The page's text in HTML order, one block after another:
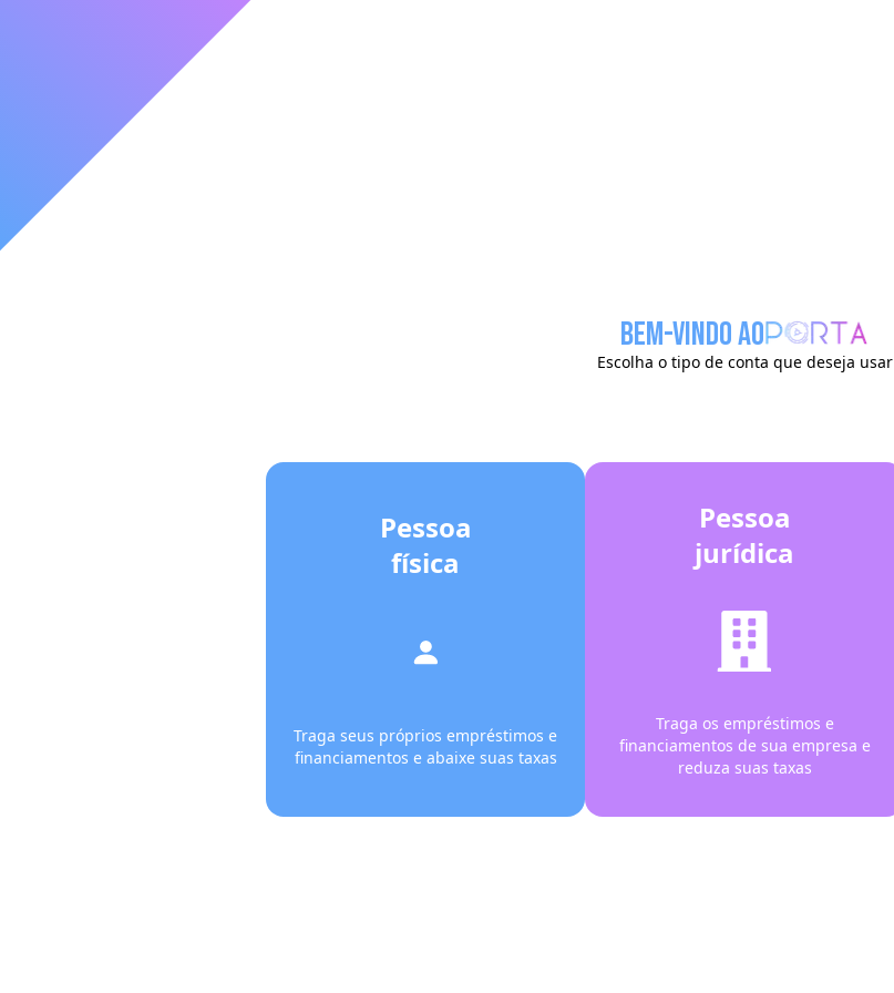
BEM-VINDO AO
Escolha o tipo de conta que deseja usar
Pessoa
física
Traga seus próprios empréstimos e
financiamentos e abaixe suas taxas
Pessoa
jurídica
Traga os empréstimos e
financiamentos de sua empresa e
reduza suas taxas